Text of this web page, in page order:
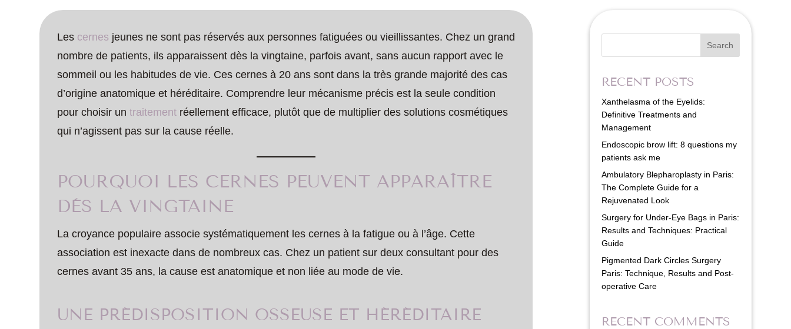
Les cernes jeunes ne sont pas réservés aux personnes fatiguées ou vieillissantes. Chez un grand
nombre de patients, ils apparaissent dès la vingtaine, parfois avant, sans aucun rapport avec le
sommeil ou les habitudes de vie. Ces cernes à 20 ans sont dans la très grande majorité des cas
d’origine anatomique et héréditaire. Comprendre leur mécanisme précis est la seule condition
pour choisir untraitement réellement efficace, plutôt que de multiplier des solutions cosmétiques
qui n’agissent pas sur la cause réelle.
POURQUOI LES CERNES PEUVENT APPARAÎTRE
DÈS LA VINGTAINE
La croyance populaire associe systématiquement les cernes à la fatigue ou à l’âge. Cette
association est inexacte dans de nombreux cas. Chez un patient sur deux consultant pour des
cernes avant 35 ans, la cause est anatomique et non liée au mode de vie.
UNE PRÉDISPOSITION OSSEUSE ET HÉRÉDITAIRE
Search
RECENT POSTS
Xanthelasma of the Eyelids:
Definitive Treatments and
Management
Endoscopic brow lift: 8 questions my
patients ask me
Ambulatory Blepharoplasty in Paris:
The Complete Guide for a
Rejuvenated Look
Surgery for Under-Eye Bags in Paris:
Results and Techniques: Practical
Guide
Pigmented Dark Circles Surgery
Paris: Technique, Results and Post-
operative Care
RECENT COMMENTS